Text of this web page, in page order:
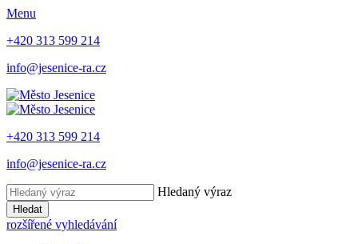
Menu
+420 313 599 214
info@jesenice-ra.cz
+420 313 599 214
info@jesenice-ra.cz
Hledaný výraz
Hledat
rozšířené vyhledávání